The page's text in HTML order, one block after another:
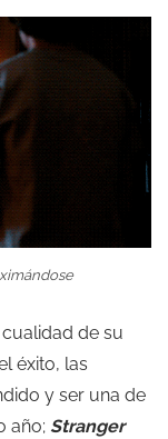
de su
éxito, las
y ser una de
año; Stranger